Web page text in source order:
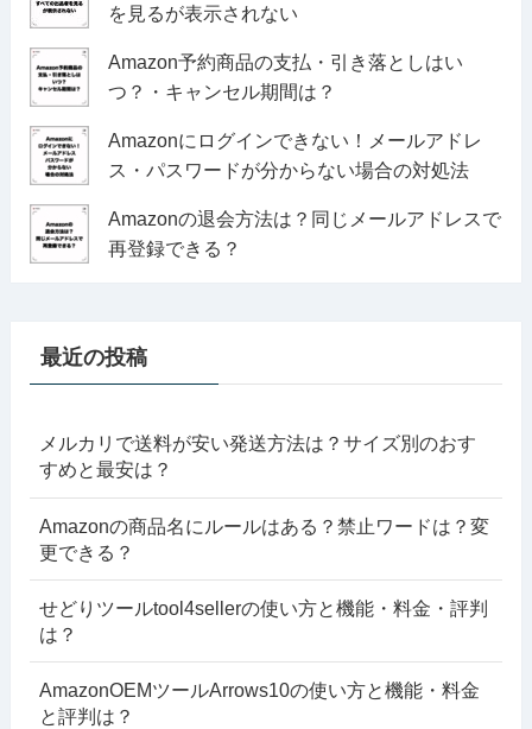
を見るが表示されない
Amazon予約商品の支払・引き落としはい
つ？・キャンセル期間は？
Amazonにログインできない！メールアドレ
ス・パスワードが分からない場合の対処法
Amazonの退会方法は？同じメールアドレスで
再登録できる？
最近の投稿
メルカリで送料が安い発送方法は？サイズ別のおす
すめと最安は？
Amazonの商品名にルールはある？禁止ワードは？変
更できる？
せどりツールtool4sellerの使い方と機能・料金・評判
は？
AmazonOEMツールArrows10の使い方と機能・料金
と評判は？